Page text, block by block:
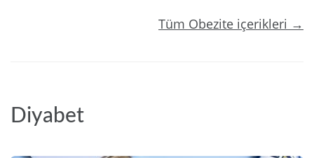
Tüm Obezite içerikleri →
Diyabet